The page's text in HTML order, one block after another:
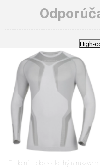
High-
Funkční tričko s dlouhým rukávem